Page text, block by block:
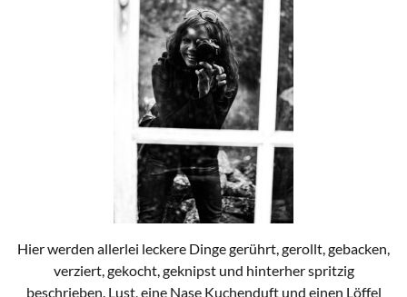
Hier werden allerlei leckere Dinge gerührt, gerollt, gebacken,
verziert, gekocht, geknipst und hinterher spritzig
beschrieben. Lust, eine Nase Kuchenduft und einen Löffel